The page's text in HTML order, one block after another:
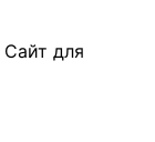
Сайт для